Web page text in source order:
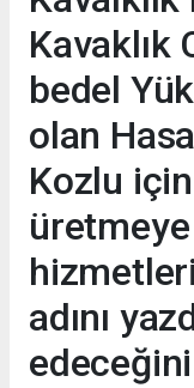
Kavaklık
bedel
olan
Kozlu
adını